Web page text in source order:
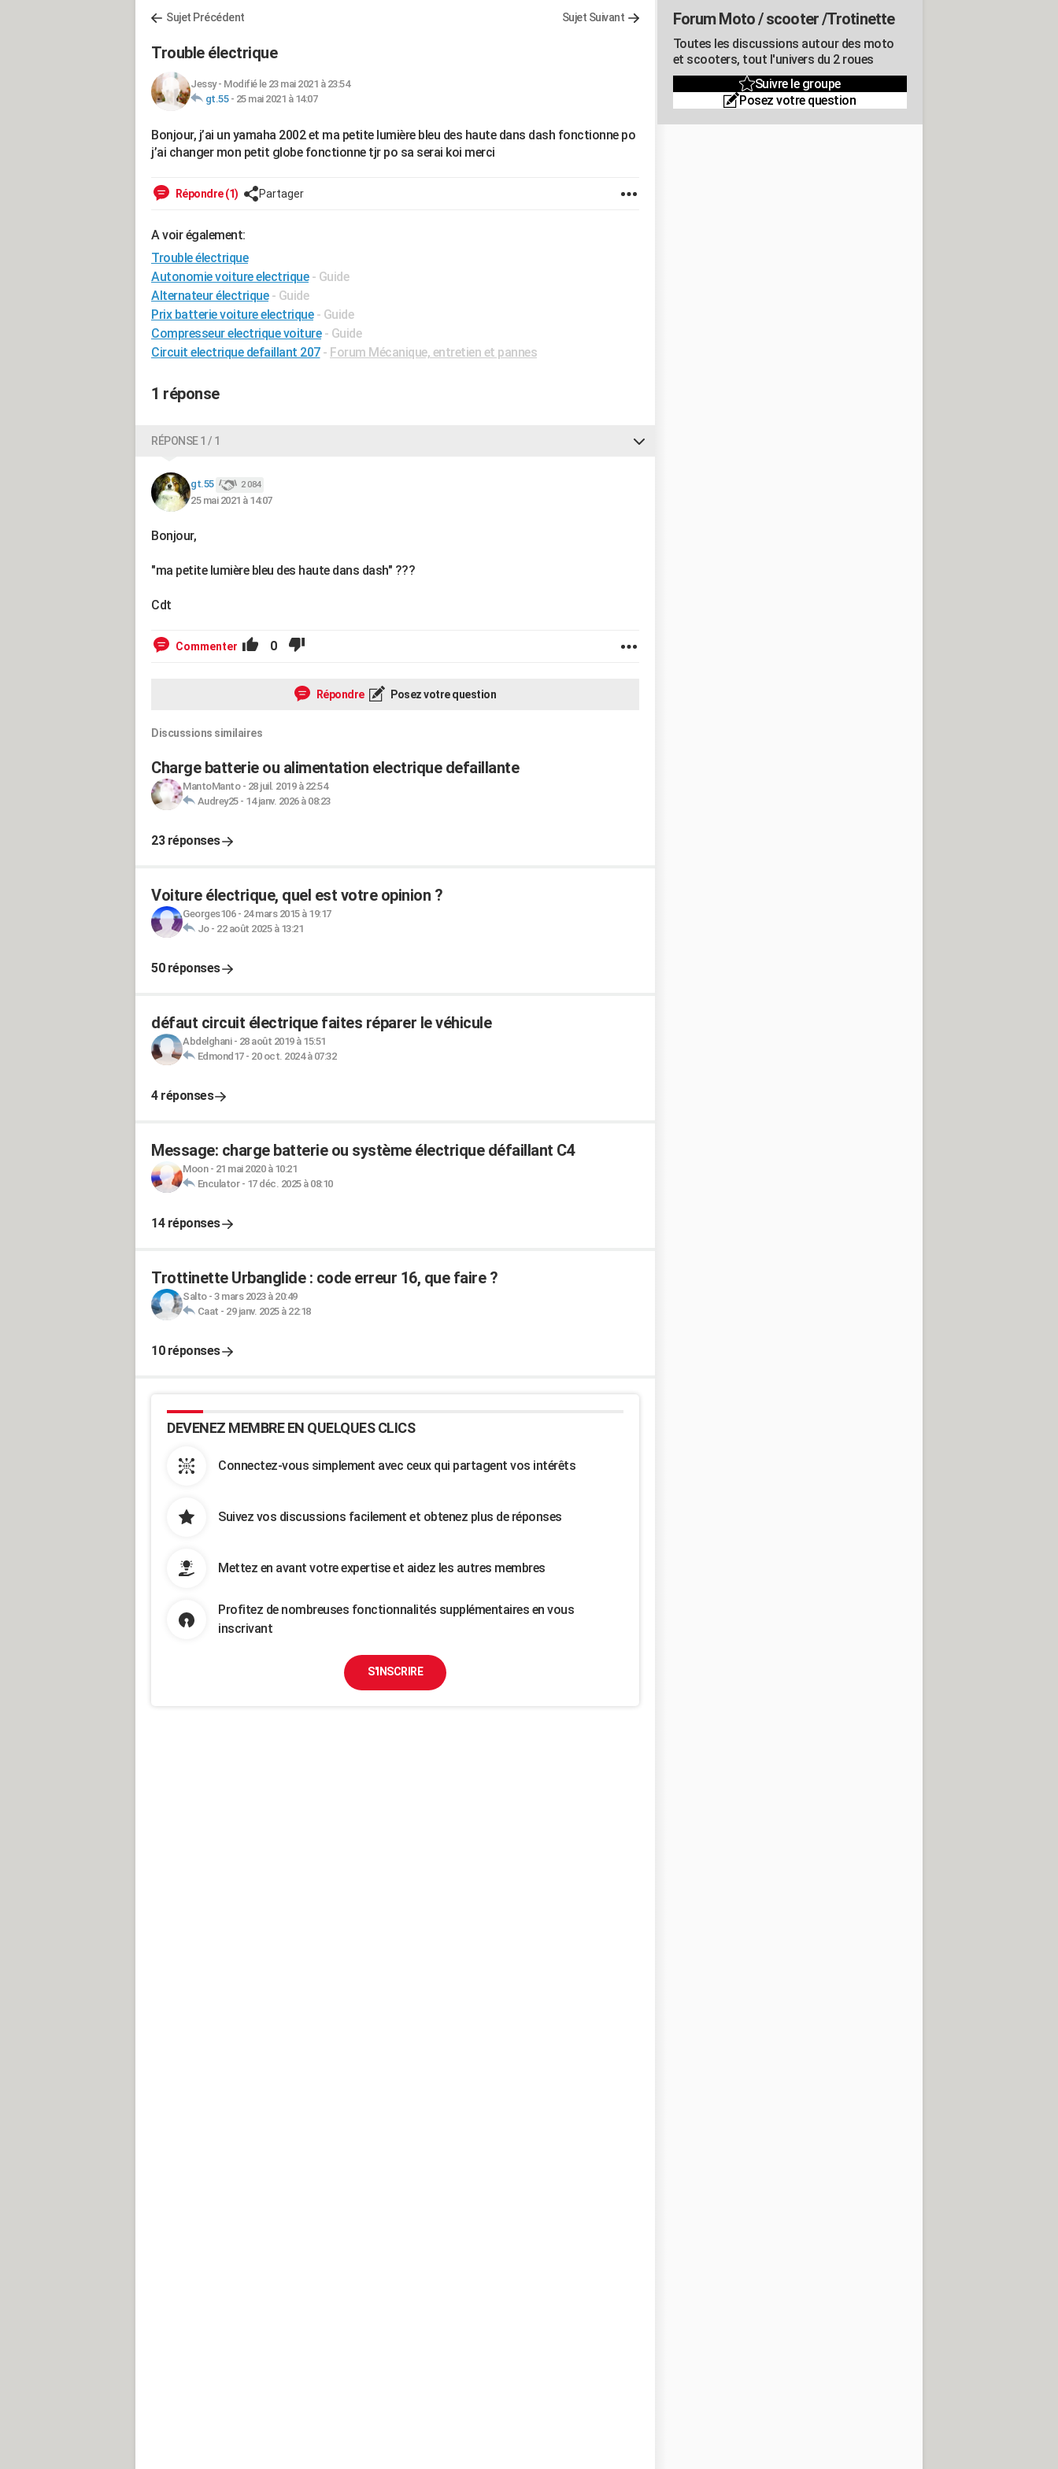
Sujet Précédent Sujet Suivant
Trouble électrique
Jessy- Modifié le 23 mai 2021 à 23:54
gt.55- 25 mai 2021 à 14:07
Bonjour, j’ai un yamaha 2002 et ma petite lumière bleu des haute dans dash fonctionne po
j’ai changer mon petit globe fonctionne tjr po sa serai koi merci
Répondre (1) Partager
A voir également:
Trouble électrique
Autonomie voiture electrique - Guide
Alternateur électrique - Guide
Prix batterie voiture electrique - Guide
Compresseur electrique voiture - Guide
Circuit electrique defaillant 207 - Forum Mécanique, entretien et pannes
1 réponse
RÉPONSE 1 / 1
gt.55 2 084
25 mai 2021 à 14:07
Bonjour,
"ma petite lumière bleu des haute dans dash" ???
Cdt
Commenter 0
Répondre Posez votre question
Discussions similaires
Charge batterie ou alimentation electrique defaillante
MantoManto- 28 juil. 2019 à 22:54
Audrey25- 14 janv. 2026 à 08:23
23 réponses
Voiture électrique, quel est votre opinion ?
Georges106- 24 mars 2015 à 19:17
Jo- 22 août 2025 à 13:21
50 réponses
défaut circuit électrique faites réparer le véhicule
Abdelghani- 28 août 2019 à 15:51
Edmond17- 20 oct. 2024 à 07:32
4 réponses
Message: charge batterie ou système électrique défaillant C4
Moon- 21 mai 2020 à 10:21
Enculator- 17 déc. 2025 à 08:10
14 réponses
Trottinette Urbanglide : code erreur 16, que faire ?
Salto- 3 mars 2023 à 20:49
Caat - 29 janv. 2025 à 22:18
10 réponses
DEVENEZ MEMBRE EN QUELQUES CLICS
Connectez-vous simplement avec ceux qui partagent vos intérêts
Suivez vos discussions facilement et obtenez plus de réponses
Mettez en avant votre expertise et aidez les autres membres
Profitez de nombreuses fonctionnalités supplémentaires en vous
inscrivant
S'INSCRIRE
Forum Moto / scooter /Trotinette
Toutes les discussions autour des moto
et scooters, tout l'univers du 2 roues
Suivre le groupe
Posez votre question